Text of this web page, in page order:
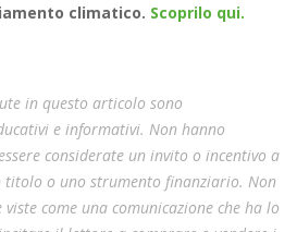
climatico. Scoprilo qui.
in questo articolo sono
e informativi. Non hanno
considerate un invito o incentivo a
titolo o uno strumento finanziario. Non
come una comunicazione che ha lo